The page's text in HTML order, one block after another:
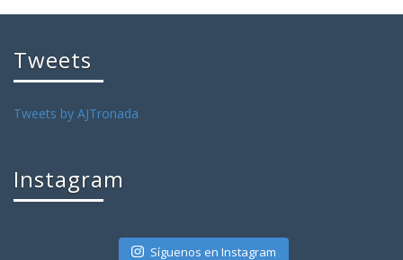
Tweets
Tweets by AJTronada
Instagram
Síguenos en Instagram